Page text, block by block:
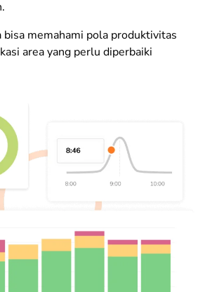
bisa memahami pola produktivitas
area yang perlu diperbaiki